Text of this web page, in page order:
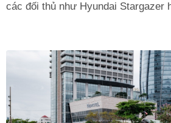
các đối thủ như Hyundai Stargazer